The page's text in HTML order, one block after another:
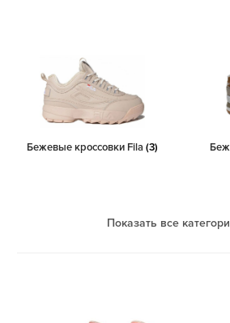
Бежевые кроссовки Fila(3)
Показать все